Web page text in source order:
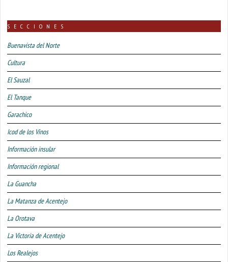
SECCIONES
Buenavista del Norte
Cultura
El Sauzal
El Tanque
Garachico
Icod de los Vinos
Información insular
Información regional
La Guancha
La Matanza de Acentejo
La Orotava
La Victoria de Acentejo
Los Realejos